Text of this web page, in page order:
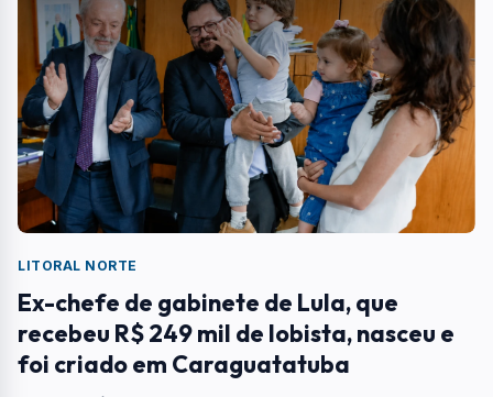
LITORAL NORTE
Ex-chefe de gabinete de Lula, que
recebeu R$ 249 mil de lobista, nasceu e
foi criado em Caraguatatuba